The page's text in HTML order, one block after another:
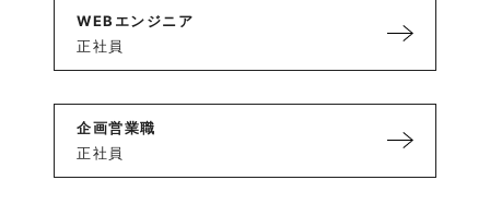
WEBエンジニア
正社員
企画営業職
正社員